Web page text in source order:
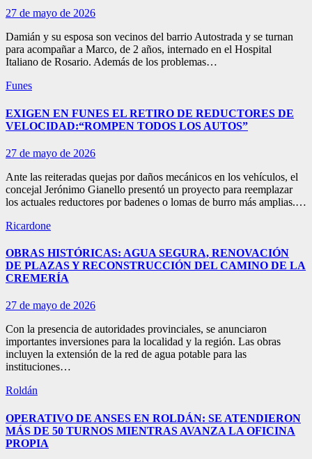
27 de mayo de 2026
Damián y su esposa son vecinos del barrio Autostrada y se turnan
para acompañar a Marco, de 2 años, internado en el Hospital
Italiano de Rosario. Además de los problemas…
Funes
EXIGEN EN FUNES EL RETIRO DE REDUCTORES DE
VELOCIDAD:“ROMPEN TODOS LOS AUTOS”
27 de mayo de 2026
Ante las reiteradas quejas por daños mecánicos en los vehículos, el
concejal Jerónimo Gianello presentó un proyecto para reemplazar
los actuales reductores por badenes o lomas de burro más amplias.…
Ricardone
OBRAS HISTÓRICAS: AGUA SEGURA, RENOVACIÓN
DE PLAZAS Y RECONSTRUCCIÓN DEL CAMINO DE LA
CREMERÍA
27 de mayo de 2026
Con la presencia de autoridades provinciales, se anunciaron
importantes inversiones para la localidad y la región. Las obras
incluyen la extensión de la red de agua potable para las
instituciones…
Roldán
OPERATIVO DE ANSES EN ROLDÁN: SE ATENDIERON
MÁS DE 50 TURNOS MIENTRAS AVANZA LA OFICINA
PROPIA